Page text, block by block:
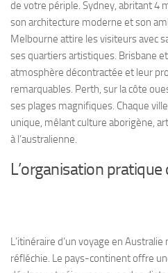
de votre périple. Sydney, abritant 4
son architecture moderne et son
Melbourne attire les visiteurs avec
ses quartiers artistiques. Brisbane
atmosphère décontractée et leur
remarquables. Perth, sur la côte
ses plages magnifiques. Chaque
unique, mêlant culture aborigène,
à l’australienne.
L’organisation
L’itinéraire d’un voyage en
réfléchie. Le pays-continent offre